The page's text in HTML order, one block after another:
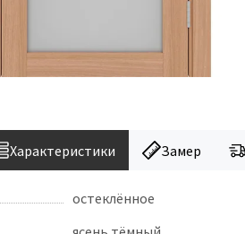
Характеристики Замер
остеклённое